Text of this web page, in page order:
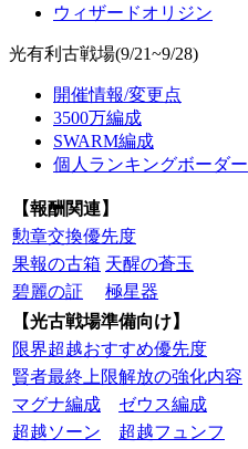
ウィザードオリジン
光有利古戦場(9/21~9/28)
開催情報/変更点
3500万編成
SWARM編成
個人ランキングボーダー
【報酬関連】
勲章交換優先度
果報の古箱 天醒の蒼玉
碧麗の証
極星器
【光古戦場準備向け】
限界超越おすすめ優先度
賢者最終上限解放の強化内容
マグナ編成
ゼウス編成
超越ソーン
超越フュンフ